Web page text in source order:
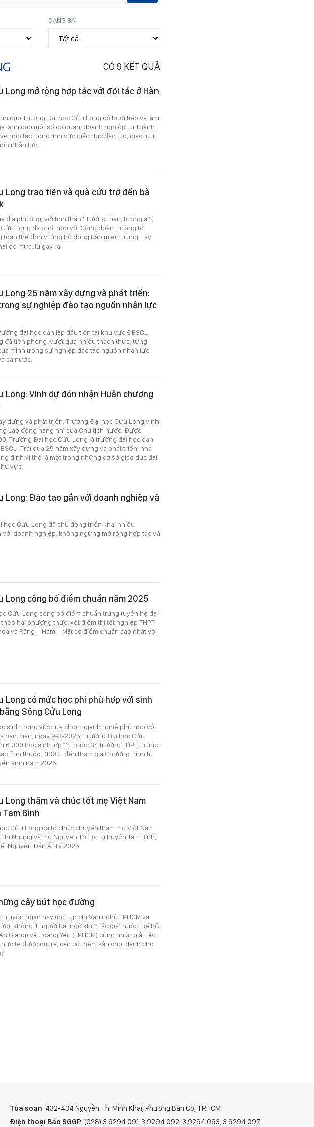
DẠNG BÀI
CÓ 9 KẾT QUẢ
Long mở rộng hợp tác với đối tác ở Hàn
đạo Trường Đại học Cửu Long có buổi tiếp và làm
lãnh đạo một số cơ quan, doanh nghiệp tại Thành
hợp tác trong lĩnh vực giáo dục đào tạo, giao lưu
nhân lực.
Long trao tiền và quà cứu trợ đến bà
địa phương, với tinh thần “Tương thân, tương ái”,
Long đã phối hợp với Công đoàn trường tổ
thể đơn vị ủng hộ đồng bào miền Trung, Tây
do mưa, lũ gây ra.
Long 25 năm xây dựng và phát triển:
sự nghiệp đào tạo nguồn nhân lực
đại học dân lập đầu tiên tại khu vực ĐBSCL,
đã tiên phong, vượt qua nhiều thách thức, từng
mình trong sự nghiệp đào tạo nguồn nhân lực
cả nước.
Long: Vinh dự đón nhận Huân chương
dựng và phát triển, Trường Đại học Cửu Long vinh
Lao động hạng nhì của Chủ tịch nước. Được
Trường Đại học Cửu Long là trường đại học dân
Trải qua 25 năm xây dựng và phát triển, nhà
định vị thế là một trong những cơ sở giáo dục đại
vực.
Long: Đào tạo gắn với doanh nghiệp và
học Cửu Long đã chủ động triển khai nhiều
doanh nghiệp, không ngừng mở rộng hợp tác và
Long công bố điểm chuẩn năm 2025
Cửu Long công bố điểm chuẩn trúng tuyển hệ đại
hai phương thức: xét điểm thi tốt nghiệp THPT
và Răng – Hàm – Mặt có điểm chuẩn cao nhất với
Long có mức học phí phù hợp với sinh
Sông Cửu Long
sinh trong việc lựa chọn ngành nghề phù hợp với
bản thân, ngày 9-3-2025, Trường Đại học Cửu
6.000 học sinh lớp 12 thuộc 34 trường THPT, Trung
tỉnh thuộc ĐBSCL đến tham gia Chương trình tư
sinh năm 2025.
Long thăm và chúc tết mẹ Việt Nam
Bình
Cửu Long đã tổ chức chuyến thăm mẹ Việt Nam
Nhung và mẹ Nguyễn Thị Ba tại huyện Tam Bình,
Nguyên Đán Ất Tỵ 2025.
cây bút học đường
ngắn hay (do Tạp chí Văn nghệ TPHCM và
không ít người bất ngờ khi 2 tác giả thuộc thế hệ
Giang) và Hoàng Yến (TPHCM) cùng nhận giải Tác
tế được đặt ra, cần có thêm sân chơi dành cho
Tòa soạn: 432-434 Nguyễn Thị Minh Khai, Phường Bàn Cờ, TP.HCM
Điện thoại Báo SGGP: (028) 3.9294.091, 3.9294.092, 3.9294.093, 3.9294.097,